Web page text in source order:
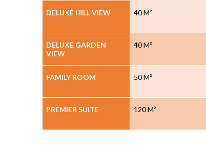
DELUXE HILL VIEW 40 M²
DELUXE GARDEN
VIEW
40 M²
FAMILY ROOM 50 M²
PREMIER SUITE 120 M²